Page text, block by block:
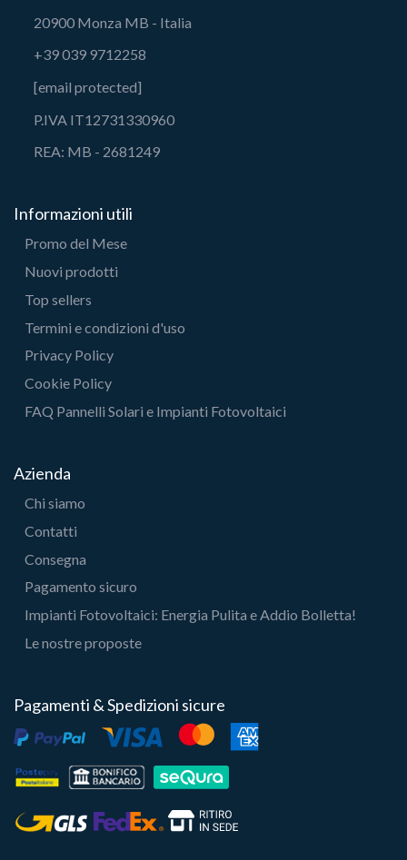
20900 Monza MB - Italia
+39 039 9712258
[email protected]
P.IVA IT12731330960
REA: MB - 2681249
Informazioni utili
Promo del Mese
Nuovi prodotti
Top sellers
Termini e condizioni d'uso
Privacy Policy
Cookie Policy
FAQ Pannelli Solari e Impianti Fotovoltaici
Azienda
Chi siamo
Contatti
Consegna
Pagamento sicuro
Impianti Fotovoltaici: Energia Pulita e Addio Bolletta!
Le nostre proposte
Pagamenti & Spedizioni sicure